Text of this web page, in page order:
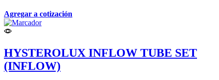
Agregar a cotización
HYSTEROLUX INFLOW TUBE SET
(INFLOW)